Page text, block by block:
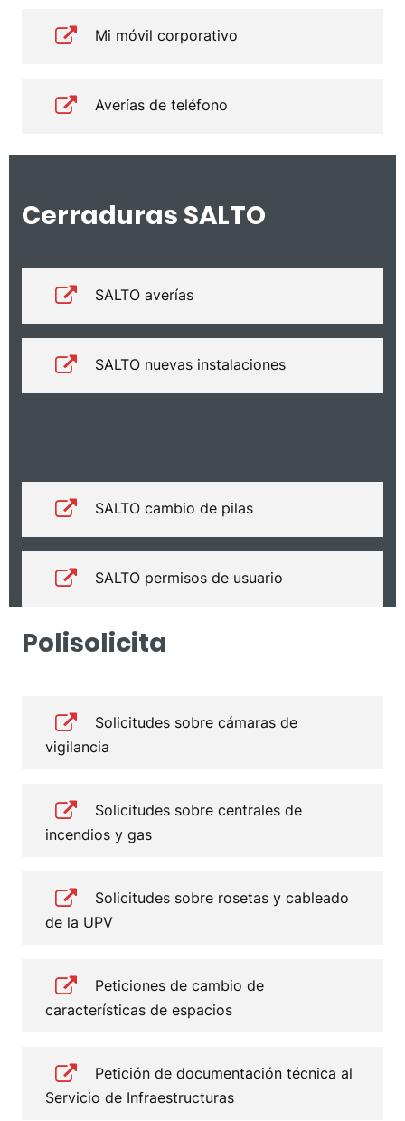
Mi móvil corporativo
Averías de teléfono
Cerraduras SALTO
SALTO averías
SALTO nuevas instalaciones
SALTO cambio de pilas
SALTO permisos de usuario
Polisolicita
Solicitudes sobre cámaras de
vigilancia
Solicitudes sobre centrales de
incendios y gas
Solicitudes sobre rosetas y cableado
de la UPV
Peticiones de cambio de
características de espacios
Petición de documentación técnica al
Servicio de Infraestructuras